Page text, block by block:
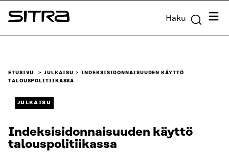
Siirry
suoraan
Sitra Haku
ETUSIVU JULKAISU
INDEKSISIDONNAISUUDEN KÄYTTÖ
TALOUSPOLITIIKASSA
JULKAISU
Indeksisidonnaisuuden käyttö
talouspolitiikassa